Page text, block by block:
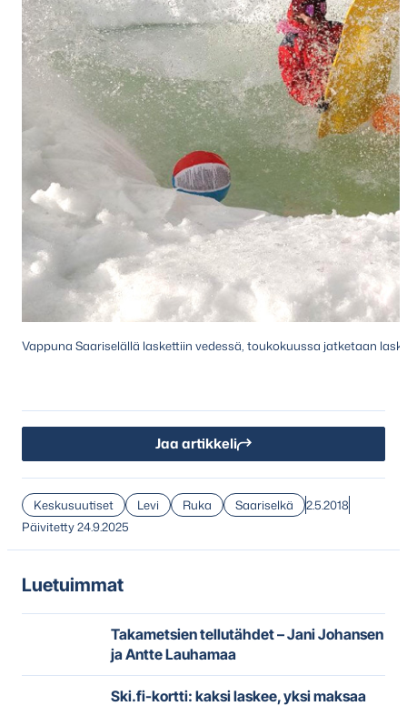
Vappuna Saariselällä laskettiin vedessä, toukokuussa jatketaan
Jaa artikkeli
Keskusuutiset Levi Ruka Saariselkä
2.5.2018
Päivitetty 24.9.2025
Luetuimmat
Takametsien tellutähdet – Jani Johansen
ja Antte Lauhamaa
Ski.fi-kortti: kaksi laskee, yksi maksaa